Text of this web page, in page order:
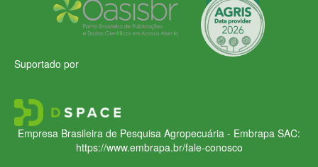
Suportado por
Empresa Brasileira de Pesquisa Agropecuária - Embrapa SAC:
https://www.embrapa.br/fale-conosco